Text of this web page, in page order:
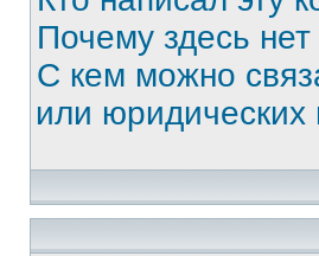
Почему здесь
С кем можно
или юридических